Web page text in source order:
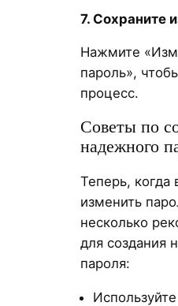
7. Сохраните
Нажмите
пароль»,
процесс.
Советы по
надежного
Теперь, когда
изменить
несколько
для создания
пароля: